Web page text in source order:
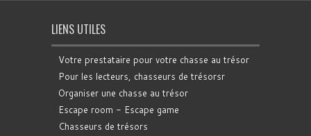
LIENS UTILES
Votre prestataire pour votre chasse au trésor
Pour les lecteurs, chasseurs de trésorsr
Organiser une chasse au trésor
Escape room - Escape game
Chasseurs de trésors